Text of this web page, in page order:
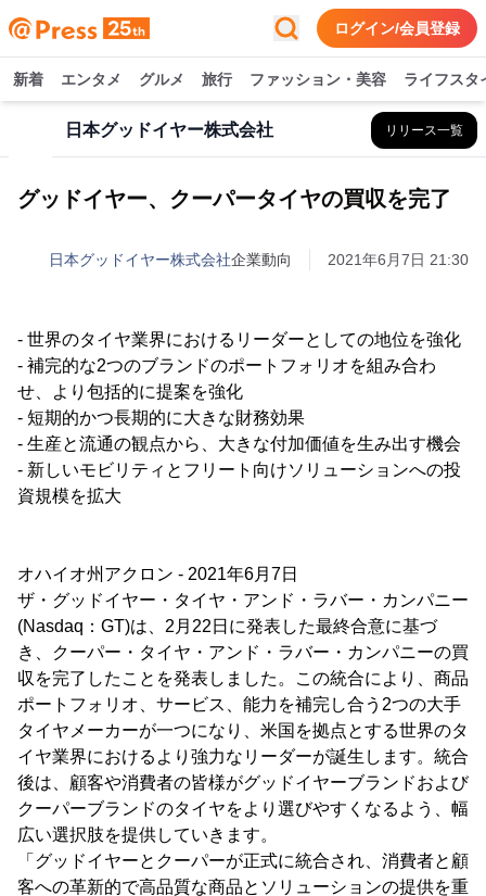
ログイン/会員登録
新着 エンタメ グルメ 旅行 ファッション・美容 ライフスタ
日本グッドイヤー株式会社 リリース一覧
グッドイヤー、クーパータイヤの買収を完了
日本グッドイヤー株式会社企業動向 2021年6月7日 21:30
- 世界のタイヤ業界におけるリーダーとしての地位を強化
- 補完的な2つのブランドのポートフォリオを組み合わ
せ、より包括的に提案を強化
- 短期的かつ長期的に大きな財務効果
- 生産と流通の観点から、大きな付加価値を生み出す機会
- 新しいモビリティとフリート向けソリューションへの投
資規模を拡大
オハイオ州アクロン - 2021年6月7日
ザ・グッドイヤー・タイヤ・アンド・ラバー・カンパニー
(Nasdaq：GT)は、2月22日に発表した最終合意に基づ
き、クーパー・タイヤ・アンド・ラバー・カンパニーの買
収を完了したことを発表しました。この統合により、商品
ポートフォリオ、サービス、能力を補完し合う2つの大手
タイヤメーカーが一つになり、米国を拠点とする世界のタ
イヤ業界におけるより強力なリーダーが誕生します。統合
後は、顧客や消費者の皆様がグッドイヤーブランドおよび
クーパーブランドのタイヤをより選びやすくなるよう、幅
広い選択肢を提供していきます。
「グッドイヤーとクーパーが正式に統合され、消費者と顧
客への革新的で高品質な商品とソリューションの提供を重